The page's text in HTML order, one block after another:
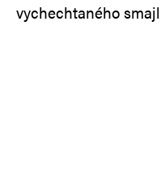
vychechtaného